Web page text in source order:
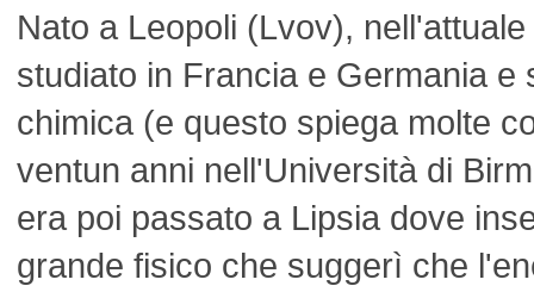
Nato a Leopoli (Lvov),
studiato in Francia e Germania e
chimica (e questo spiega molte
ventun anni nell'Università di
era poi passato a Lipsia dove
grande fisico che suggerì che